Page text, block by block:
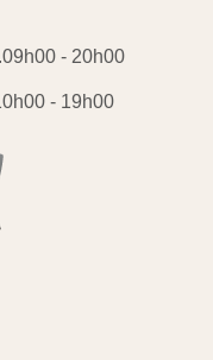
- 20h00
- 19h00